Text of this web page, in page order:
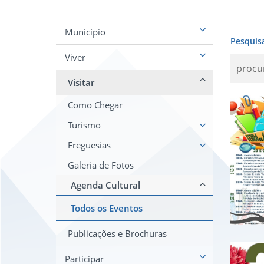
Município
Viver
Visitar
Como Chegar
Turismo
Freguesias
Galeria de Fotos
Agenda Cultural
Todos os Eventos
Publicações e Brochuras
Participar